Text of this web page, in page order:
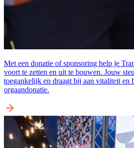
Met een donatie of sponsoring help je
voort te zetten en uit te bouwen. Jouw
toegankelijk en draagt bij aan vitaliteit en
orgaandonatie.